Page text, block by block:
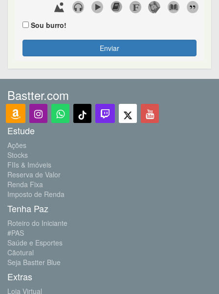
Sou burro!
Enviar
Bastter.com
Estude
Ações
Stocks
FIIs & Imóveis
Reserva de Valor
Renda Fixa
Imposto de Renda
Tenha Paz
Roteiro do Iniciante
#PAS
Saúde e Esportes
Cãotural
Seja Bastter Blue
Extras
Loja Virtual